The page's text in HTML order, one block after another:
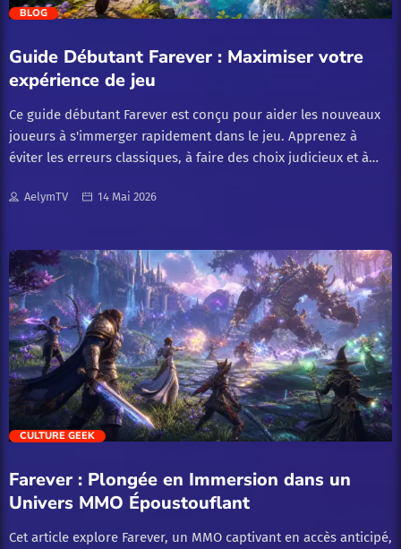
Guides
Guides de jeu
Guides et astuces
Guides et Conseils
Jeux
Jeux vidéo
Tech & nouveautés
trending_flat
BLOG
Guide Débutant Farever : Maximiser votre
expérience de jeu
Ce guide débutant Farever est conçu pour aider les nouveaux
joueurs à s'immerger rapidement dans le jeu. Apprenez à
éviter les erreurs classiques, à faire des choix judicieux et à
AelymTV 14 Mai 2026
trending_flat
CULTURE GEEK
Farever : Plongée en Immersion dans un
Univers MMO Époustouflant
Cet article explore Farever, un MMO captivant en accès anticipé,